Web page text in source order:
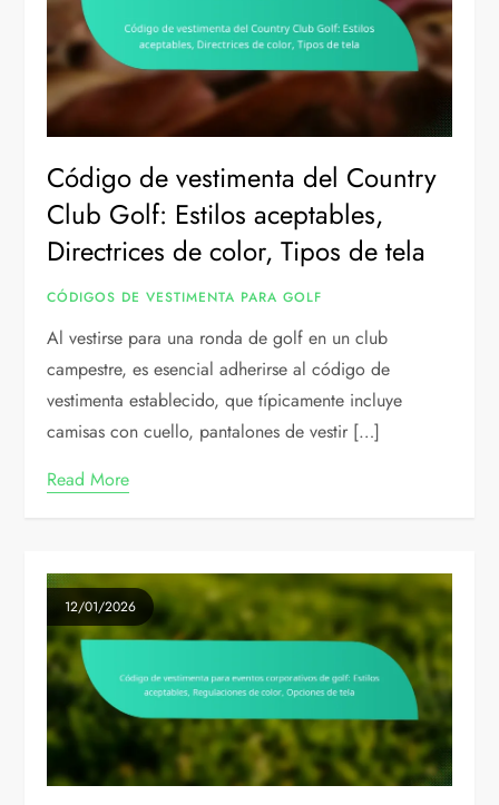
Código de vestimenta del Country
Club Golf: Estilos aceptables,
Directrices de color, Tipos de tela
CÓDIGOS DE VESTIMENTA PARA GOLF
Al vestirse para una ronda de golf en un club
campestre, es esencial adherirse al código de
vestimenta establecido, que típicamente incluye
camisas con cuello, pantalones de vestir […]
Read More
12/01/2026